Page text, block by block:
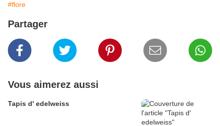
#flore
Partager
Vous aimerez aussi
Tapis d' edelweiss